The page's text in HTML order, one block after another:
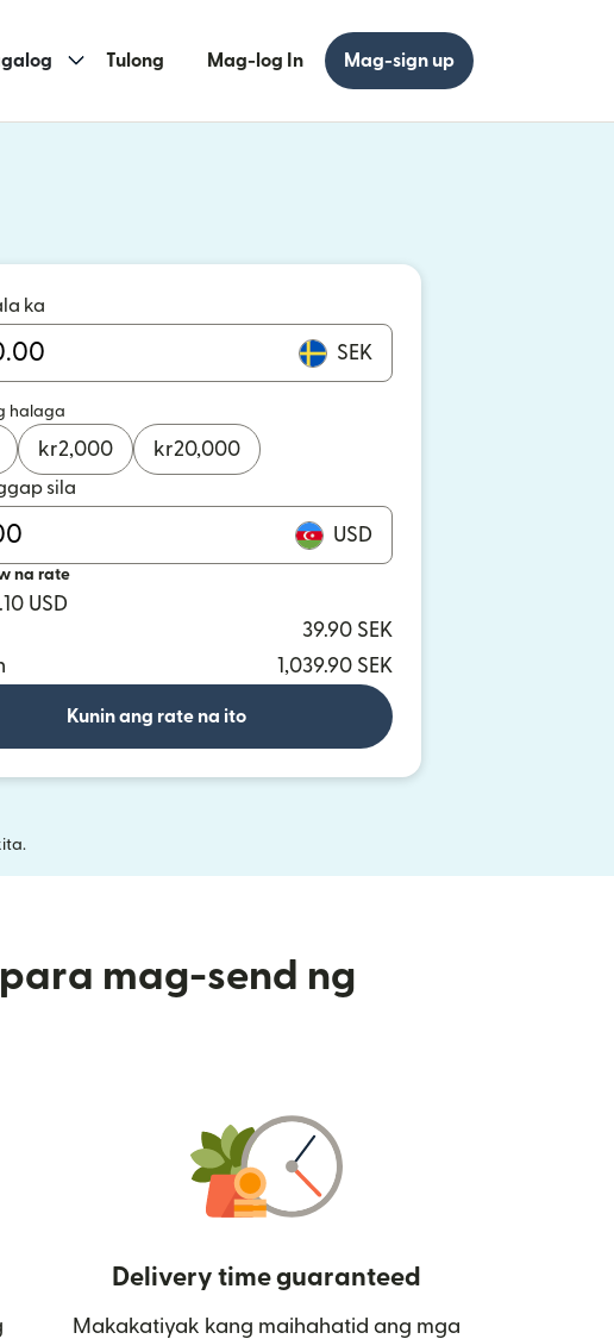
Tulong Mag-log In Mag-sign up
sa bagong window)
sa bagong window)
ka
SEK
halaga
kr2,000 kr20,000
sila
USD
na rate
USD
39.90 SEK
1,039.90 SEK
Kunin ang rate na ito
mag-send ng
Delivery time guaranteed
Makakatiyak kang maihahatid ang mga